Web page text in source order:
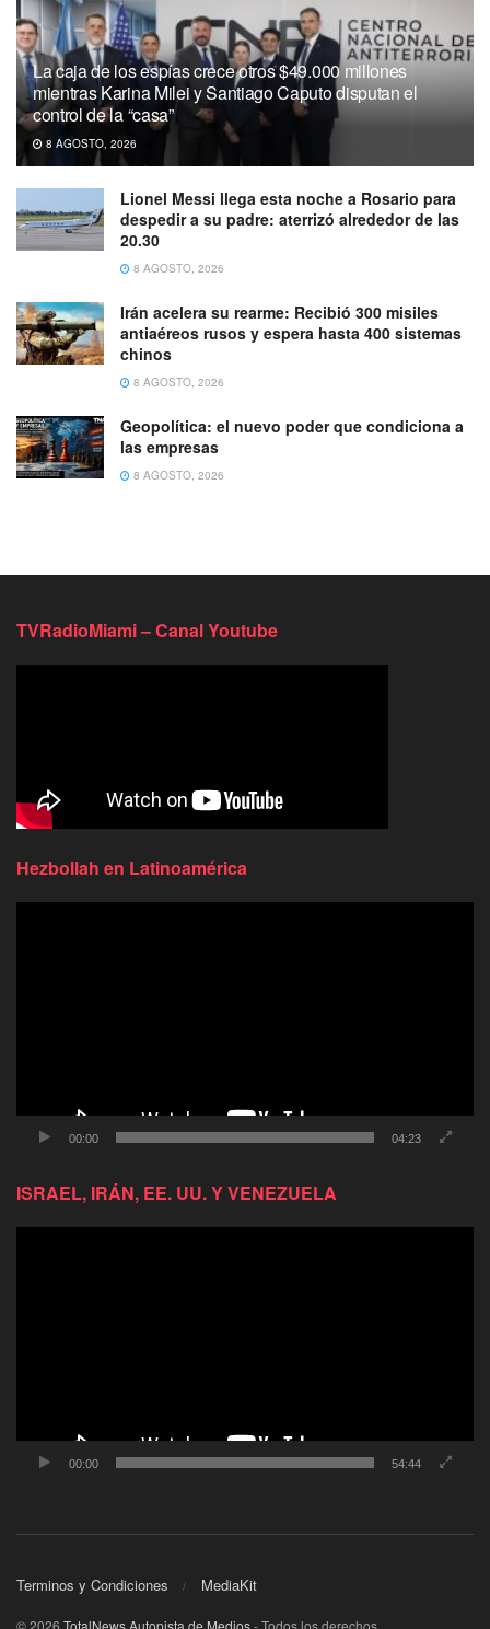
La caja de los espías crece otros $49.000 millones
mientras Karina Milei y Santiago Caputo disputan el
control de la “casa”
8 AGOSTO, 2026
Lionel Messi llega esta noche a Rosario para
despedir a su padre: aterrizó alrededor de las
20.30
8 AGOSTO, 2026
Irán acelera su rearme: Recibió 300 misiles
antiaéreos rusos y espera hasta 400 sistemas
chinos
8 AGOSTO, 2026
Geopolítica: el nuevo poder que condiciona a
las empresas
8 AGOSTO, 2026
TVRadioMiami – Canal Youtube
Hezbollah en Latinoamérica
00:00 04:23
ISRAEL, IRÁN, EE. UU. Y VENEZUELA
00:00 54:44
Terminos y Condiciones MediaKit
© 2026 TotalNews Autopista de Medios- Todos los derechos